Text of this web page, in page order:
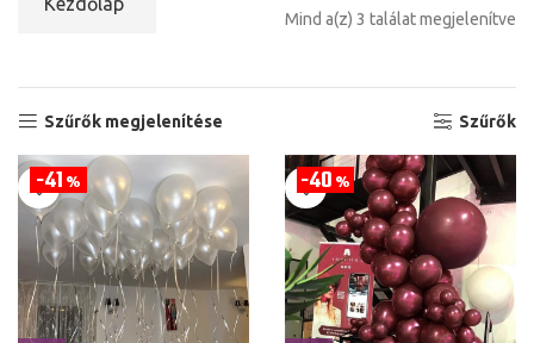
Mind a(z) 3 találat megjelenítve
Szűrők megjelenítése Szűrők
41% 40%